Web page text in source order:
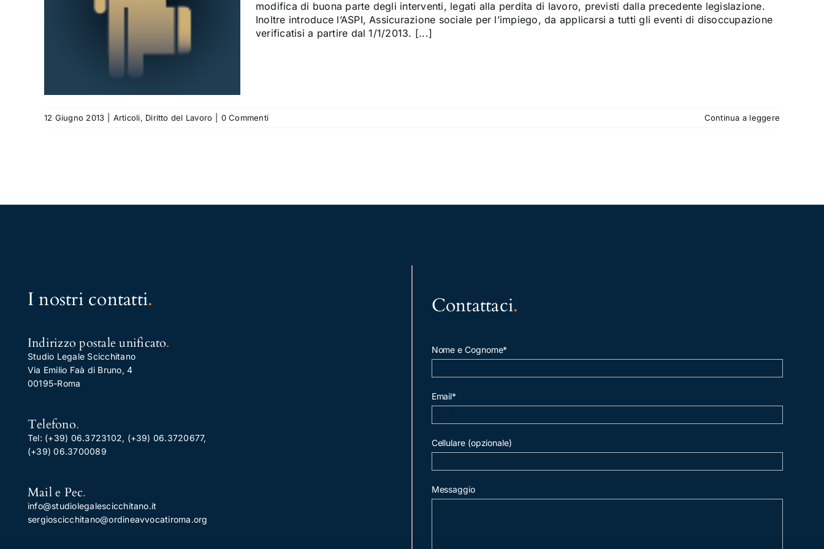
modifica di buona parte degli interventi, legati alla perdita di lavoro, previsti dalla precedente legislazione.
Inoltre introduce l’ASPI, Assicurazione sociale per l’impiego, da applicarsi a tutti gli eventi di disoccupazione
verificatisi a partire dal 1/1/2013. [...]
12 Giugno 2013 Articoli, Diritto del Lavoro 0 Commenti Continua a leggere
I nostri contatti.
Indirizzo postale unificato.
Studio Legale Scicchitano
Via Emilio Faà di Bruno, 4
00195-Roma
Telefono.
Tel: (+39) 06.3723102, (+39) 06.3720677,
(+39) 06.3700089
Mail e Pec.
info@studiolegalescicchitano.it
sergioscicchitano@ordineavvocatiroma.org
Contattaci.
Nome e Cognome*
Email*
Cellulare (opzionale)
Messaggio